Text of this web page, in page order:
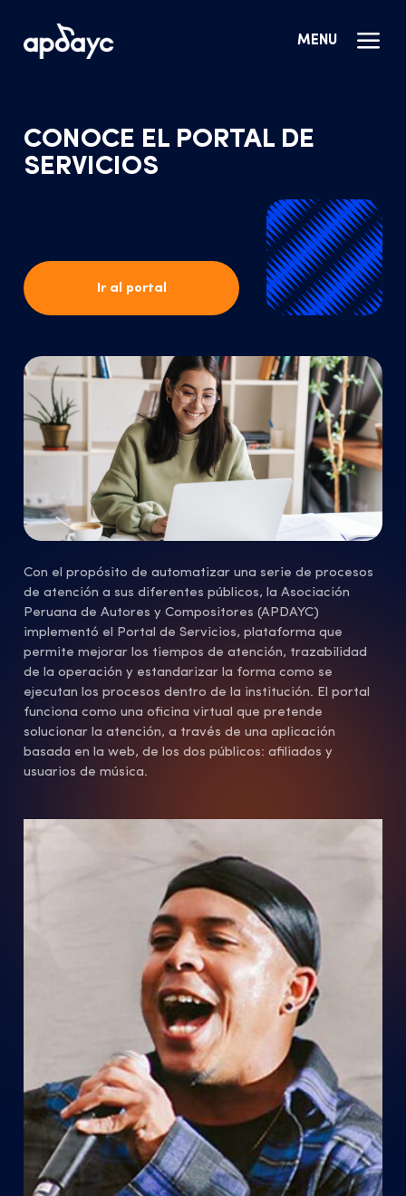
MENU
CONOCE EL PORTAL DE
SERVICIOS
Ir al portal
Con el propósito de automatizar una serie de procesos
de atención a sus diferentes públicos, la Asociación
Peruana de Autores y Compositores (APDAYC)
implementó el Portal de Servicios, plataforma que
permite mejorar los tiempos de atención, trazabilidad
de la operación y estandarizar la forma como se
ejecutan los procesos dentro de la institución. El portal
funciona como una oficina virtual que pretende
solucionar la atención, a través de una aplicación
basada en la web, de los dos públicos: afiliados y
usuarios de música.